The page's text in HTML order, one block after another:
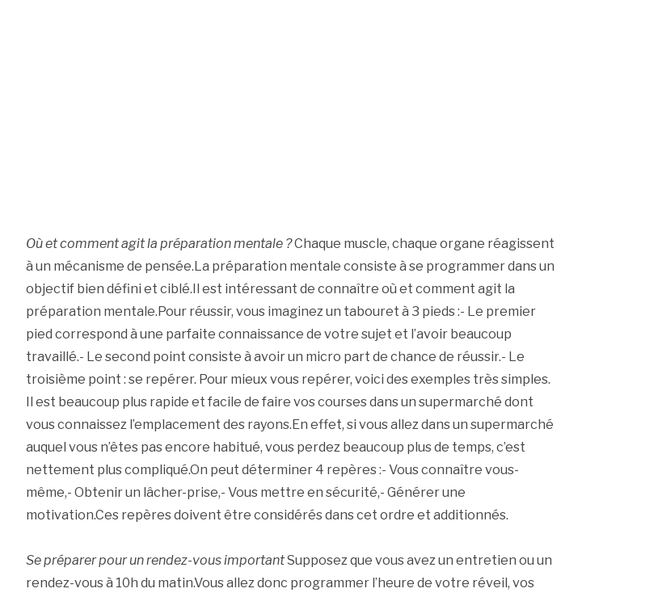
Où et comment agit la préparation mentale ?Chaque muscle, chaque organe réagissent
à un mécanisme de pensée.La préparation mentale consiste à se programmer dans un
objectif bien défini et ciblé.Il est intéressant de connaître où et comment agit la
préparation mentale.Pour réussir, vous imaginez un tabouret à 3 pieds :- Le premier
pied correspond à une parfaite connaissance de votre sujet et l’avoir beaucoup
travaillé.- Le second point consiste à avoir un micro part de chance de réussir.- Le
troisième point : se repérer. Pour mieux vous repérer, voici des exemples très simples.
Il est beaucoup plus rapide et facile de faire vos courses dans un supermarché dont
vous connaissez l’emplacement des rayons.En effet, si vous allez dans un supermarché
auquel vous n’êtes pas encore habitué, vous perdez beaucoup plus de temps, c’est
nettement plus compliqué.On peut déterminer 4 repères :- Vous connaître vous-
même,- Obtenir un lâcher-prise,- Vous mettre en sécurité,- Générer une
motivation.Ces repères doivent être considérés dans cet ordre et additionnés.
Se préparer pour un rendez-vous importantSupposez que vous avez un entretien ou un
rendez-vous à 10h du matin.Vous allez donc programmer l’heure de votre réveil, vos